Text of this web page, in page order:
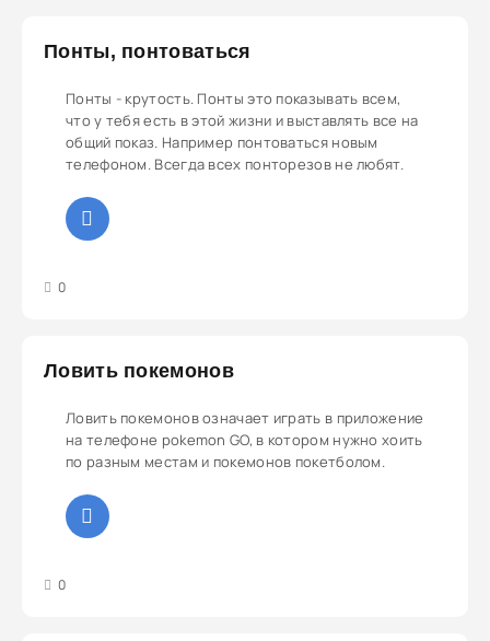
Понты, понтоваться
Понты - крутость. Понты это показывать всем,
что у тебя есть в этой жизни и выставлять все на
общий показ. Например понтоваться новым
телефоном. Всегда всех понторезов не любят.
0
Ловить покемонов
Ловить покемонов означает играть в приложение
на телефоне pokemon GO, в котором нужно хоить
по разным местам и покемонов покетболом.
0